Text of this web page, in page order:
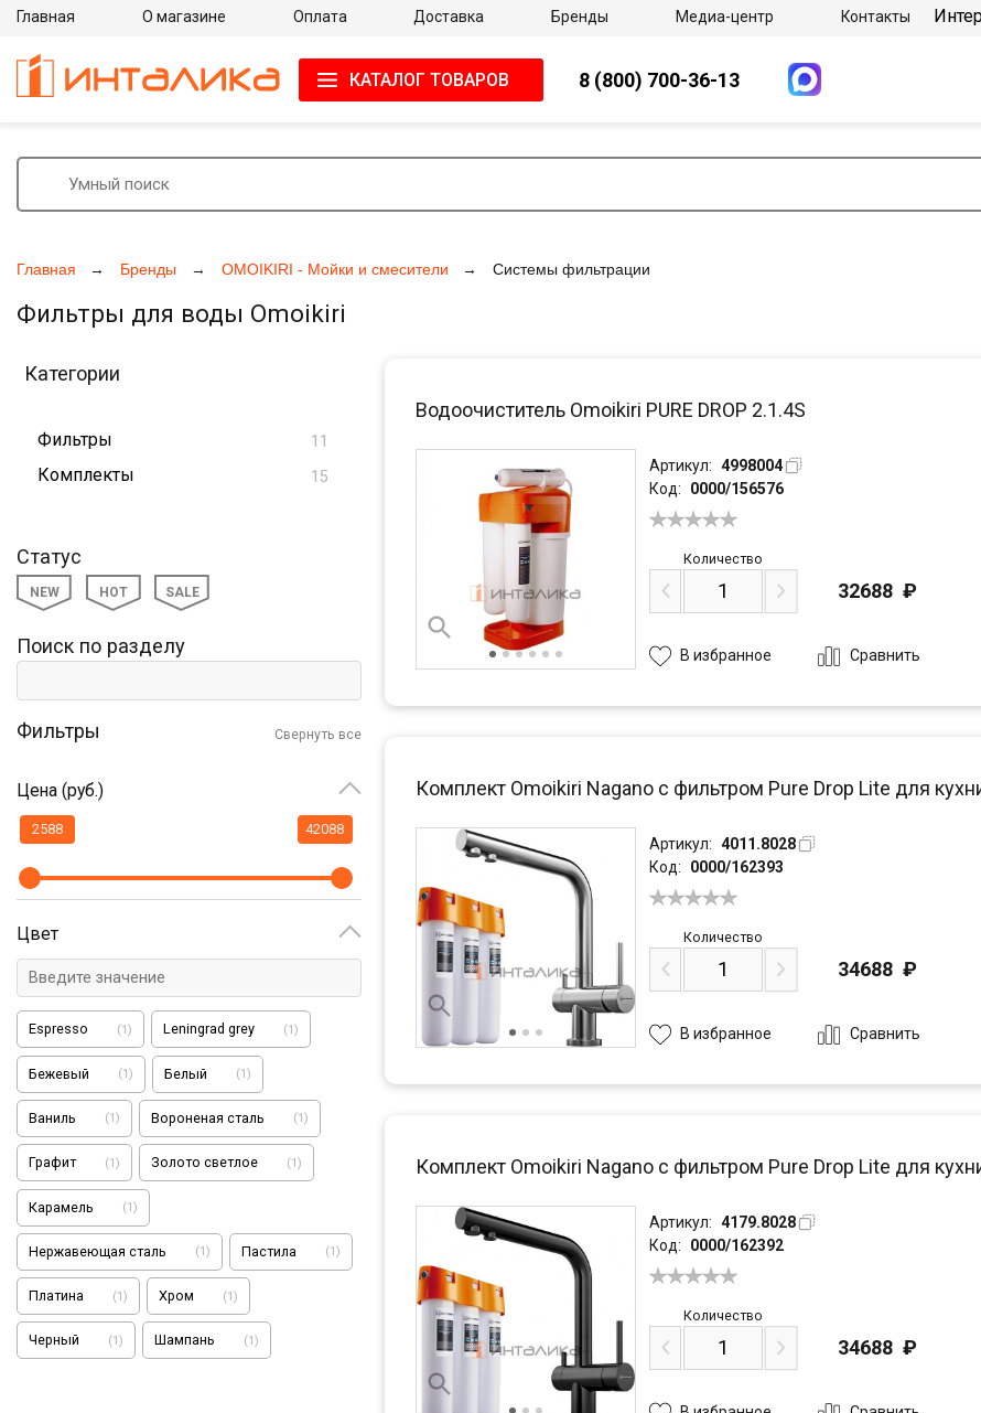
Главная Бренды OMOIKIRI - Мойки и смесители Системы фильтрации
Фильтры для воды Omoikiri
Категории
Фильтры 11
Комплекты 15
Статус
NEW HOT SALE
Поиск по разделу
Фильтры Свернуть все
Цена (руб.)
Цвет
Espresso (1) Leningrad grey (1)
Бежевый (1) Белый (1)
Ваниль (1) Вороненая сталь (1)
Графит (1) Золото светлое (1)
Карамель (1)
Нержавеющая сталь (1) Пастила (1)
Платина (1) Хром (1)
Черный (1) Шампань (1)
Водоочиститель Omoikiri PURE DROP 2.1.4S
Артикул: 4998004
Код:
0000/156576
Количество
32688 ₽
В избранное Сравнить
Комплект Omoikiri Nagano с фильтром Pure Drop Lite для
Артикул: 4011.8028
Код:
0000/162393
Количество
34688 ₽
В избранное Сравнить
Комплект Omoikiri Nagano с фильтром Pure Drop Lite для
Артикул: 4179.8028
Код:
0000/162392
Количество
34688 ₽
Главная О магазине Оплата Доставка Бренды Медиа-центр Контакты
КАТАЛОГ ТОВАРОВ 8 (800) 700-36-13